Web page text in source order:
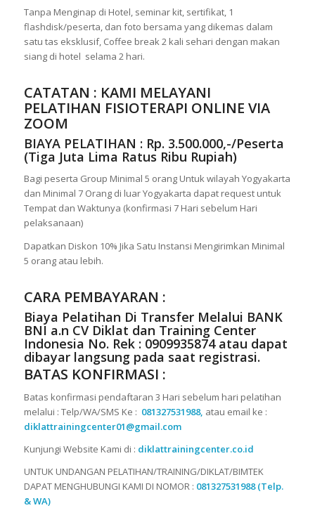
Tanpa Menginap di Hotel, seminar kit, sertifikat, 1
flashdisk/peserta, dan foto bersama yang dikemas dalam
satu tas eksklusif, Coffee break 2 kali sehari dengan makan
siang di hotel selama 2 hari.
CATATAN : KAMI MELAYANI
PELATIHAN FISIOTERAPI ONLINE VIA
ZOOM
BIAYA PELATIHAN : Rp. 3.500.000,-/Peserta
(Tiga Juta Lima Ratus Ribu Rupiah)
Bagi peserta Group Minimal 5 orang Untuk wilayah Yogyakarta
dan Minimal 7 Orang di luar Yogyakarta dapat request untuk
Tempat dan Waktunya (konfirmasi 7 Hari sebelum Hari
pelaksanaan)
Dapatkan Diskon 10% Jika Satu Instansi Mengirimkan Minimal
5 orang atau lebih.
CARA PEMBAYARAN :
Biaya Pelatihan Di Transfer Melalui BANK
BNI a.n CV Diklat dan Training Center
Indonesia No. Rek : 0909935874atau dapat
dibayar langsung pada saat registrasi.
BATAS KONFIRMASI :
Batas konfirmasi pendaftaran 3 Hari sebelum hari pelatihan
melalui : Telp/WA/SMS Ke : 081327531988, atau email ke :
diklattrainingcenter01@gmail.com
Kunjungi Website Kami di : diklattrainingcenter.co.id
UNTUK UNDANGAN PELATIHAN/TRAINING/DIKLAT/BIMTEK
DAPAT MENGHUBUNGI KAMI DI NOMOR : 081327531988 (Telp.
& WA)